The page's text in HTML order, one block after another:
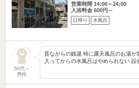
営業時間 14:00～24:00
入浴料金 600円～
日帰り 水風呂
50代～
男性
昔ながらの銭湯 特に露天風呂のお湯が
入ってからの水風呂はやめられない 設